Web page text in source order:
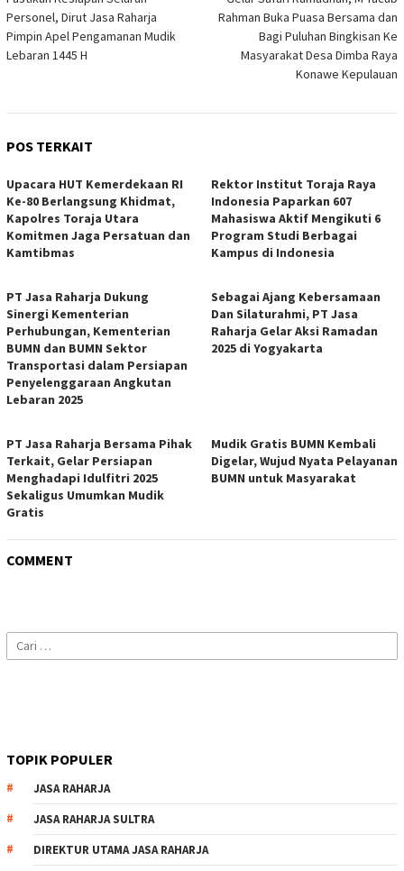
pos
Personel, Dirut Jasa Raharja
Pimpin Apel Pengamanan Mudik
Lebaran 1445 H
Rahman Buka Puasa Bersama dan
Bagi Puluhan Bingkisan Ke
Masyarakat Desa Dimba Raya
Konawe Kepulauan
POS TERKAIT
Upacara HUT Kemerdekaan RI
Ke-80 Berlangsung Khidmat,
Kapolres Toraja Utara
Komitmen Jaga Persatuan dan
Kamtibmas
Rektor Institut Toraja Raya
Indonesia Paparkan 607
Mahasiswa Aktif Mengikuti 6
Program Studi Berbagai
Kampus di Indonesia
PT Jasa Raharja Dukung
Sinergi Kementerian
Perhubungan, Kementerian
BUMN dan BUMN Sektor
Transportasi dalam Persiapan
Penyelenggaraan Angkutan
Lebaran 2025
Sebagai Ajang Kebersamaan
Dan Silaturahmi, PT Jasa
Raharja Gelar Aksi Ramadan
2025 di Yogyakarta
PT Jasa Raharja Bersama Pihak
Terkait, Gelar Persiapan
Menghadapi Idulfitri 2025
Sekaligus Umumkan Mudik
Gratis
Mudik Gratis BUMN Kembali
Digelar, Wujud Nyata Pelayanan
BUMN untuk Masyarakat
COMMENT
Cari
untuk:
TOPIK POPULER
JASA RAHARJA
JASA RAHARJA SULTRA
DIREKTUR UTAMA JASA RAHARJA